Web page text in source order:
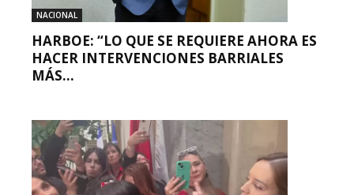
NACIONAL
HARBOE: “LO QUE SE REQUIERE AHORA ES
HACER INTERVENCIONES BARRIALES
MÁS...